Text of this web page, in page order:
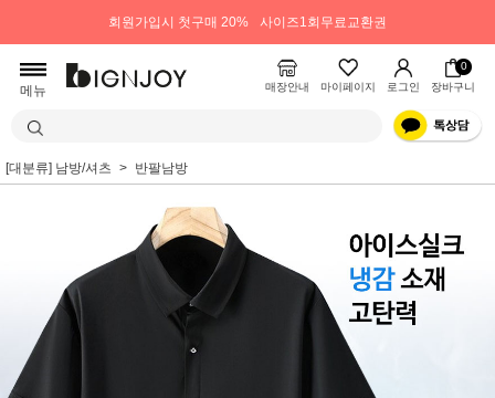
회원가입시 첫구매 20% 사이즈1회무료교환권
메뉴 매장안내 마이페이지 로그인
0
장바구니
[대분류] 남방/셔츠 반팔남방